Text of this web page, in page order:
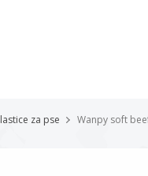
za pse Wanpy soft